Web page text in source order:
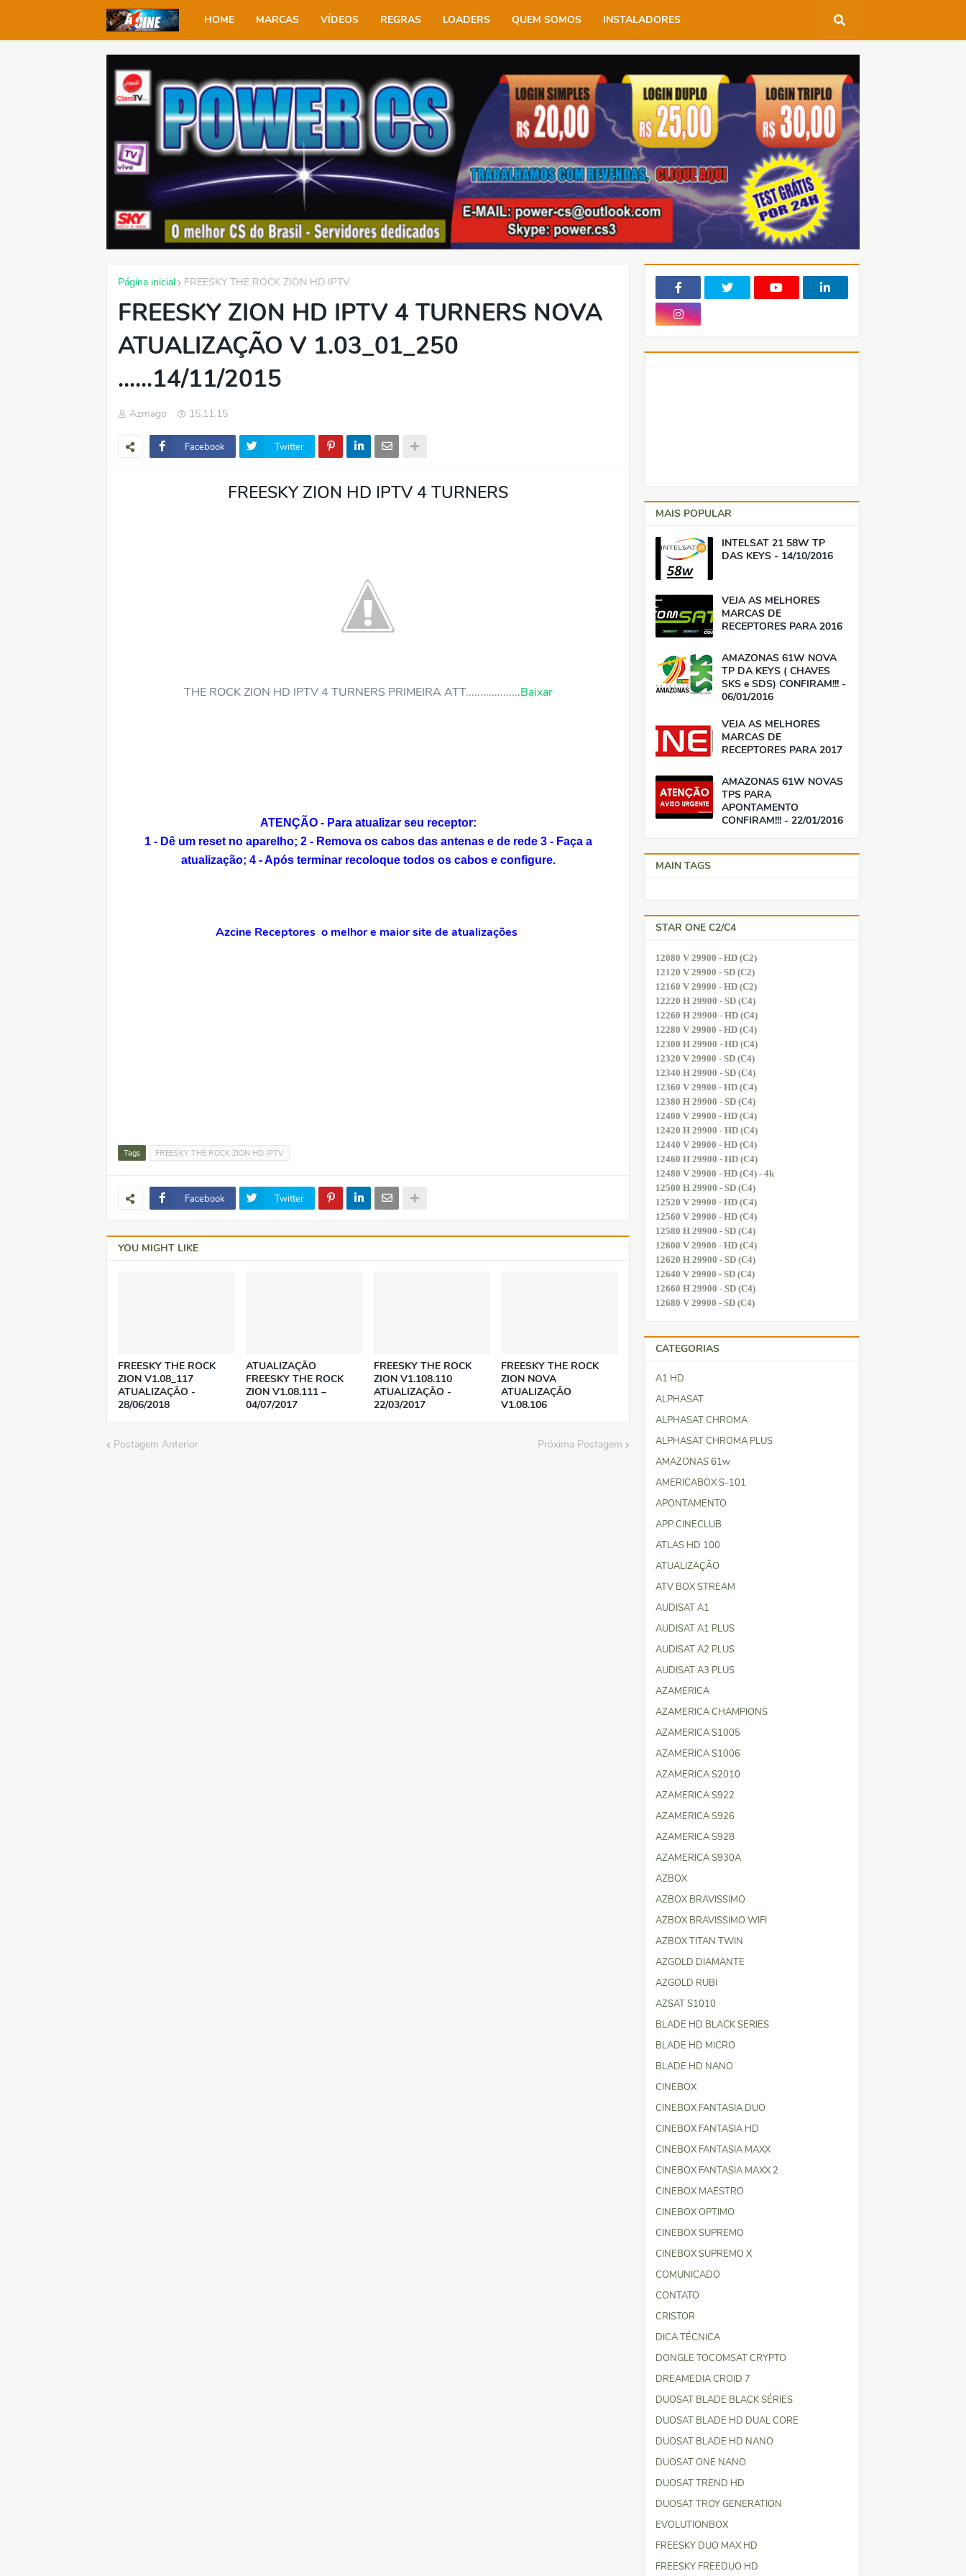
HOME MARCAS VÍDEOS REGRAS LOADERS QUEM SOMOS INSTALADORES
Página inicial FREESKY THE ROCK ZION HD IPTV
FREESKY ZION HD IPTV 4 TURNERS NOVA
ATUALIZAÇÃO V 1.03_01_250
......14/11/2015
Azmago 15.11.15
Facebook Twitter
FREESKY ZION HD IPTV 4 TURNERS
THE ROCK ZION HD IPTV 4 TURNERS PRIMEIRA ATT...................Baixar
ATENÇÃO - Para atualizar seu receptor:
1 - Dê um reset no aparelho; 2 - Remova os cabos das antenas e de rede 3 - Faça a
atualização; 4 - Após terminar recoloque todos os cabos e configure.
Azcine Receptores o melhor e maior site de atualizações
Tags FREESKY THE ROCK ZION HD IPTV
Facebook Twitter
YOU MIGHT LIKE
FREESKY THE ROCK
ZION V1.08_117
ATUALIZAÇÃO -
28/06/2018
ATUALIZAÇÃO
FREESKY THE ROCK
ZION V1.08.111 –
04/07/2017
FREESKY THE ROCK
ZION V1.108.110
ATUALIZAÇÃO -
22/03/2017
FREESKY THE ROCK
ZION NOVA
ATUALIZAÇÃO
V1.08.106
Postagem Anterior Próxima Postagem
MAIS POPULAR
INTELSAT 21 58W TP
DAS KEYS - 14/10/2016
VEJA AS MELHORES
MARCAS DE
RECEPTORES PARA 2016
AMAZONAS 61W NOVA
TP DA KEYS ( CHAVES
SKS e SDS) CONFIRAM!!! -
06/01/2016
VEJA AS MELHORES
MARCAS DE
RECEPTORES PARA 2017
AMAZONAS 61W NOVAS
TPS PARA
APONTAMENTO
CONFIRAM!!! - 22/01/2016
MAIN TAGS
STAR ONE C2/C4
12080 V 29900 - HD (C2)
12120 V 29900 - SD (C2)
12160 V 29900 - HD (C2)
12220 H 29900 - SD (C4)
12260 H 29900 - HD (C4)
12280 V 29900 - HD (C4)
12300 H 29900 - HD (C4)
12320 V 29900 - SD (C4)
12340 H 29900 - SD (C4)
12360 V 29900 - HD (C4)
12380 H 29900 - SD (C4)
12400 V 29900 - HD (C4)
12420 H 29900 - HD (C4)
12440 V 29900 - HD (C4)
12460 H 29900 - HD (C4)
12480 V 29900 - HD (C4) - 4k
12500 H 29900 - SD (C4)
12520 V 29900 - HD (C4)
12560 V 29900 - HD (C4)
12580 H 29900 - SD (C4)
12600 V 29900 - HD (C4)
12620 H 29900 - SD (C4)
12640 V 29900 - SD (C4)
12660 H 29900 - SD (C4)
12680 V 29900 - SD (C4)
CATEGORIAS
A1 HD
ALPHASAT
ALPHASAT CHROMA
ALPHASAT CHROMA PLUS
AMAZONAS 61w
AMERICABOX S-101
APONTAMENTO
APP CINECLUB
ATLAS HD 100
ATUALIZAÇÃO
ATV BOX STREAM
AUDISAT A1
AUDISAT A1 PLUS
AUDISAT A2 PLUS
AUDISAT A3 PLUS
AZAMERICA
AZAMERICA CHAMPIONS
AZAMERICA S1005
AZAMERICA S1006
AZAMERICA S2010
AZAMERICA S922
AZAMERICA S926
AZAMERICA S928
AZAMERICA S930A
AZBOX
AZBOX BRAVISSIMO
AZBOX BRAVISSIMO WIFI
AZBOX TITAN TWIN
AZGOLD DIAMANTE
AZGOLD RUBI
AZSAT S1010
BLADE HD BLACK SERIES
BLADE HD MICRO
BLADE HD NANO
CINEBOX
CINEBOX FANTASIA DUO
CINEBOX FANTASIA HD
CINEBOX FANTASIA MAXX
CINEBOX FANTASIA MAXX 2
CINEBOX MAESTRO
CINEBOX OPTIMO
CINEBOX SUPREMO
CINEBOX SUPREMO X
COMUNICADO
CONTATO
CRISTOR
DICA TÉCNICA
DONGLE TOCOMSAT CRYPTO
DREAMEDIA CROID 7
DUOSAT BLADE BLACK SÉRIES
DUOSAT BLADE HD DUAL CORE
DUOSAT BLADE HD NANO
DUOSAT ONE NANO
DUOSAT TREND HD
DUOSAT TROY GENERATION
EVOLUTIONBOX
FREESKY DUO MAX HD
FREESKY FREEDUO HD